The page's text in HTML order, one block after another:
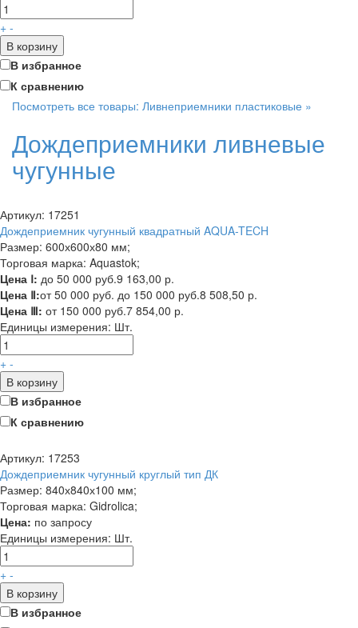
+ -
В корзину
В избранное
К сравнению
Посмотреть все товары: Ливнеприемники пластиковые »
Дождеприемники ливневые
чугунные
Артикул: 17251
Дождеприемник чугунный квадратный AQUA-TECH
Размер: 600х600х80 мм;
Торговая марка: Aquastok;
Цена Ⅰ: до 50 000 руб.9 163,00 р.
Цена Ⅱ:от 50 000 руб. до 150 000 руб.8 508,50 р.
Цена Ⅲ: от 150 000 руб.7 854,00 р.
Единицы измерения: Шт.
+ -
В корзину
В избранное
К сравнению
Артикул: 17253
Дождеприемник чугунный круглый тип ДК
Размер: 840х840х100 мм;
Торговая марка: Gidrolica;
Цена: по запросу
Единицы измерения: Шт.
+ -
В корзину
В избранное